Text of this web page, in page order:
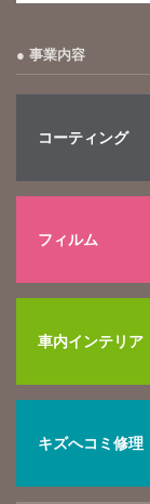
事業内容
コーティング
フィルム
車内インテリア
キズへコミ修理